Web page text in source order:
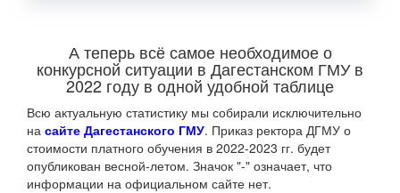
А теперь всё самое необходимое о
конкурсной ситуации в Дагестанском ГМУ в
2022 году в одной удобной таблице
Всю актуальную статистику мы собирали исключительно
на сайте Дагестанского ГМУ. Приказ ректора ДГМУ о
стоимости платного обучения в 2022-2023 гг. будет
опубликован весной-летом. Значок "-" означает, что
информации на официальном сайте нет.